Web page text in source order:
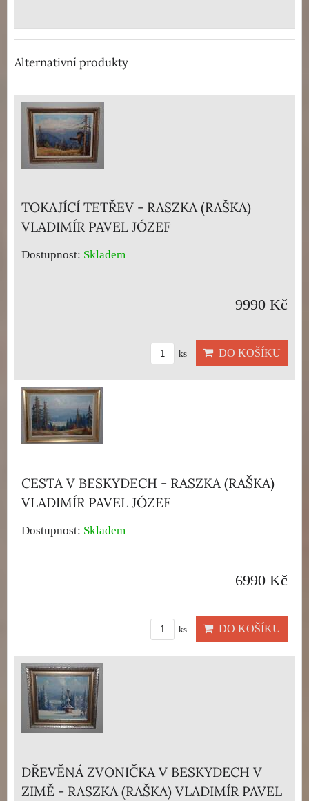
Alternativní produkty
TOKAJÍCÍ TETŘEV - RASZKA (RAŠKA)
VLADIMÍR PAVEL JÓZEF
Dostupnost: Skladem
9990 Kč
ks DO KOŠÍKU
CESTA V BESKYDECH - RASZKA (RAŠKA)
VLADIMÍR PAVEL JÓZEF
Dostupnost: Skladem
6990 Kč
ks DO KOŠÍKU
DŘEVĚNÁ ZVONIČKA V BESKYDECH V
ZIMĚ - RASZKA (RAŠKA) VLADIMÍR PAVEL